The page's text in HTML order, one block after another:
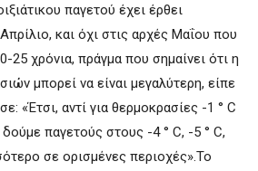
παγετού έχει έρθει
και όχι στις αρχές Μαΐου που
25 χρόνια, πράγμα που σημαίνει ότι η
μπορεί να είναι μεγαλύτερη, είπε
«Έτσι, αντί για θερμοκρασίες -1 ° C
παγετούς στους -4 ° C, -5 ° C,
σε ορισμένες περιοχές».Το